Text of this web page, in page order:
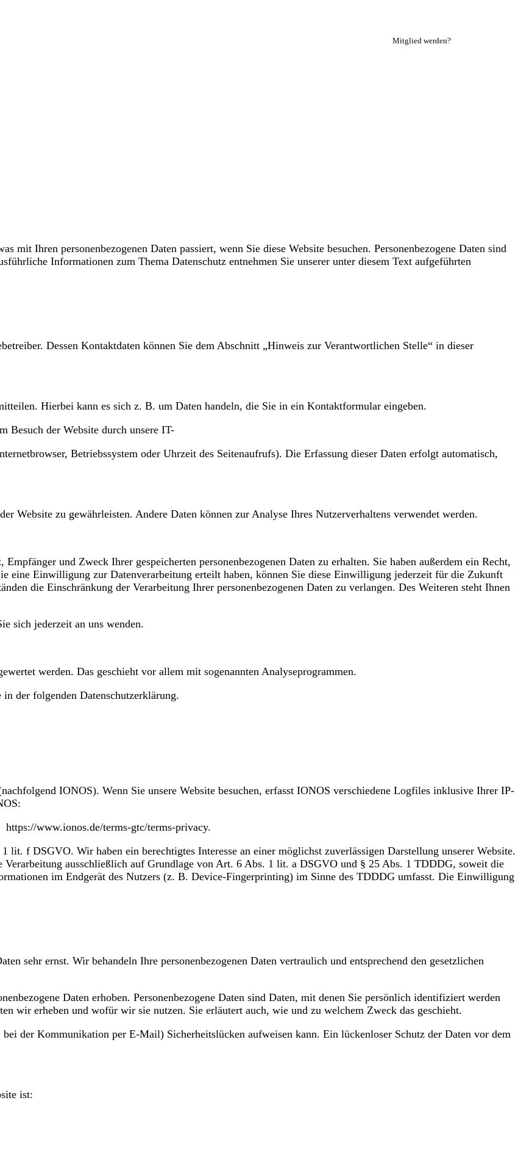
Mitglied werden?
mit Ihren personenbezogenen Daten passiert, wenn Sie diese Website besuchen. Personenbezogene Daten sind
Informationen zum Thema Datenschutz entnehmen Sie unserer unter diesem Text aufgeführten
Dessen Kontaktdaten können Sie dem Abschnitt „Hinweis zur Verantwortlichen Stelle“ in dieser
Hierbei kann es sich z. B. um Daten handeln, die Sie in ein Kontaktformular eingeben.
Besuch der Website durch unsere IT-
Betriebssystem oder Uhrzeit des Seitenaufrufs). Die Erfassung dieser Daten erfolgt automatisch,
Website zu gewährleisten. Andere Daten können zur Analyse Ihres Nutzerverhaltens verwendet werden.
und Zweck Ihrer gespeicherten personenbezogenen Daten zu erhalten. Sie haben außerdem ein Recht,
eine Einwilligung zur Datenverarbeitung erteilt haben, können Sie diese Einwilligung jederzeit für die Zukunft
die Einschränkung der Verarbeitung Ihrer personenbezogenen Daten zu verlangen. Des Weiteren steht Ihnen
sich jederzeit an uns wenden.
werden. Das geschieht vor allem mit sogenannten Analyseprogrammen.
der folgenden Datenschutzerklärung.
IONOS). Wenn Sie unsere Website besuchen, erfasst IONOS verschiedene Logfiles inklusive Ihrer IP-
https://www.ionos.de/terms-gtc/terms-privacy.
f DSGVO. Wir haben ein berechtigtes Interesse an einer möglichst zuverlässigen Darstellung unserer Website.
ausschließlich auf Grundlage von Art. 6 Abs. 1 lit. a DSGVO und § 25 Abs. 1 TDDDG, soweit die
im Endgerät des Nutzers (z. B. Device-Fingerprinting) im Sinne des TDDDG umfasst. Die Einwilligung
sehr ernst. Wir behandeln Ihre personenbezogenen Daten vertraulich und entsprechend den gesetzlichen
Daten erhoben. Personenbezogene Daten sind Daten, mit denen Sie persönlich identifiziert werden
wir erheben und wofür wir sie nutzen. Sie erläutert auch, wie und zu welchem Zweck das geschieht.
der Kommunikation per E-Mail) Sicherheitslücken aufweisen kann. Ein lückenloser Schutz der Daten vor dem
ist: